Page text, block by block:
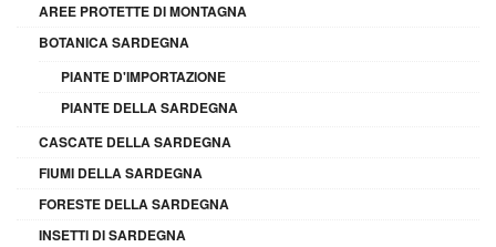
AREE PROTETTE DI MONTAGNA
BOTANICA SARDEGNA
PIANTE D'IMPORTAZIONE
PIANTE DELLA SARDEGNA
CASCATE DELLA SARDEGNA
FIUMI DELLA SARDEGNA
FORESTE DELLA SARDEGNA
INSETTI DI SARDEGNA